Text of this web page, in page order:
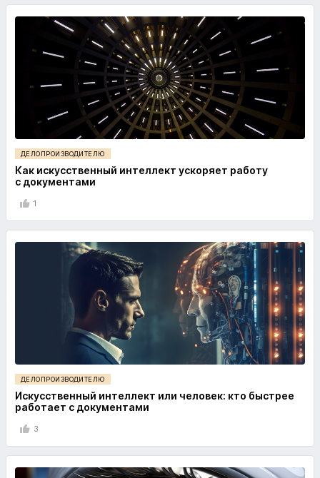
ДЕЛОПРОИЗВОДИТЕЛЮ
Как искусственный интеллект ускоряет работу
с документами
1
ДЕЛОПРОИЗВОДИТЕЛЮ
Искусственный интеллект или человек: кто быстрее
работает с документами
3